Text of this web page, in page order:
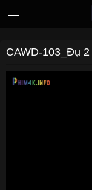
CAWD-103_Đụ